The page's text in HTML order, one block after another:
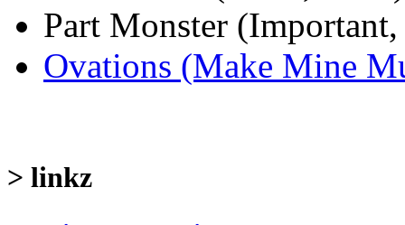
Part Monster
Ovations (Make Mine
> linkz